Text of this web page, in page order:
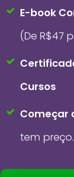
E-book
(De R$47
Cursos
Começar
tem